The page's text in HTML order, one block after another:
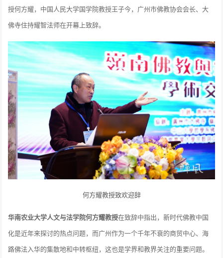
授何方耀，中国人民大学国学院教授王子今，广州市佛教协会会长、大
佛寺住持耀智法师在开幕上致辞。
何方耀教授致欢迎辞
华南农业大学人文与法学院何方耀教授在致辞中指出，新时代佛教中国
化是近年来探讨的热点问题，而广州作为一个千年不衰的商贸中心、海
路佛法入华的集散地和中转枢纽，这也是学界和教界关注的重要问题。